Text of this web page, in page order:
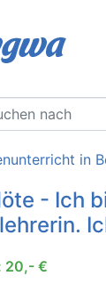
in
- Ich
20,- €